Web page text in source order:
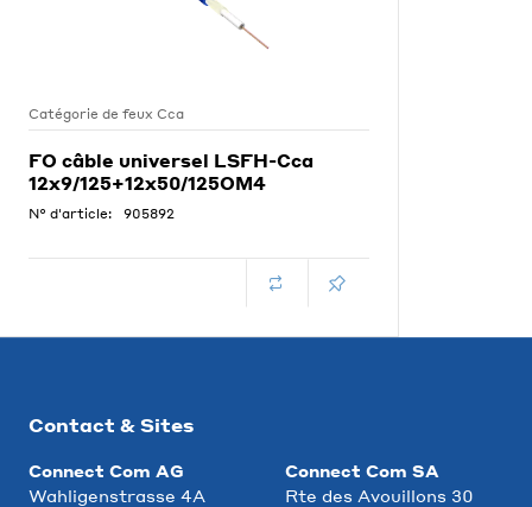
Catégorie de feux Cca
FO câble universel LSFH-Cca
12x9/125+12x50/125OM4
N° d'article: 905892
Contact & Sites
Connect Com AG
Wahligenstrasse 4A
Connect Com SA
Rte des Avouillons 30